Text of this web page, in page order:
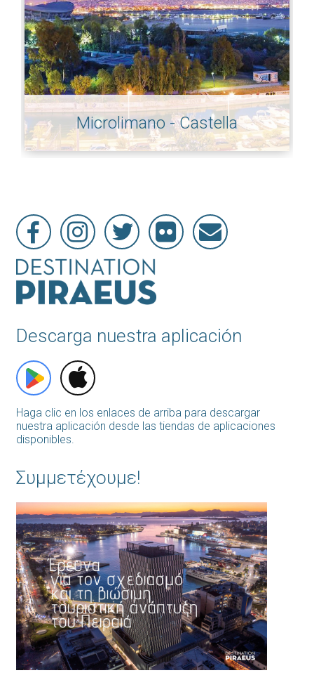
Microlimano - Castella
Descarga nuestra aplicación
Haga clic en los enlaces de arriba para descargar
nuestra aplicación desde las tiendas de aplicaciones
disponibles.
Συμμετέχουμε!